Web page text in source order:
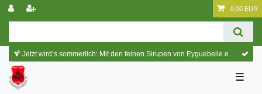
0,00 EUR
🍹 Jetzt wird’s sommerlich: Mit den feinen Sirupen von Eyguebelle entstehen erfrischende Cocktails und köstliche Sommerdrinks.
☰